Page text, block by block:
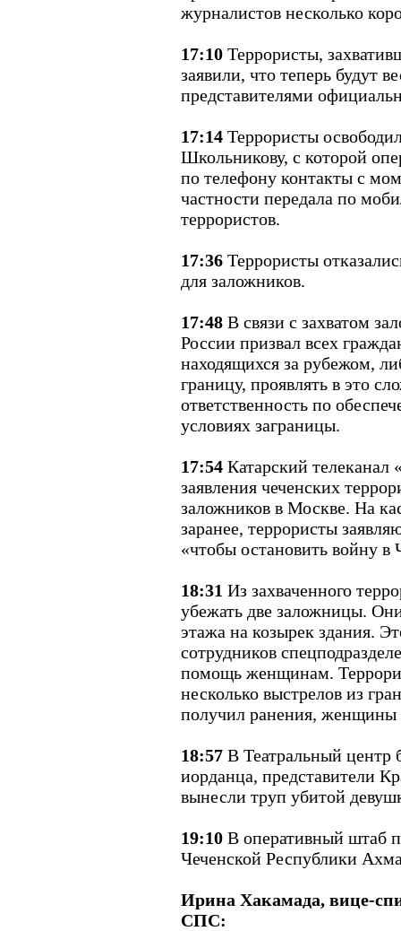
журналистов несколько
17:10 Террористы,
заявили, что теперь будут
представителями
17:14 Террористы
Школьникову, с которой
по телефону контакты с
частности передала по
террористов.
17:36 Террористы
для заложников.
17:48 В связи с захватом
России призвал всех
находящихся за рубежом,
границу, проявлять в это
ответственность по
условиях заграницы.
17:54 Катарский телеканал
заявления чеченских
заложников в Москве. На
заранее, террористы
«чтобы остановить войну в
18:31 Из захваченного
убежать две заложницы.
этажа на козырек здания.
сотрудников
помощь женщинам.
несколько выстрелов из
получил ранения, женщины
18:57 В Театральный центр
иорданца, представители
вынесли труп убитой
19:10 В оперативный штаб
Чеченской Республики
Ирина Хакамада, вице-
СПС: